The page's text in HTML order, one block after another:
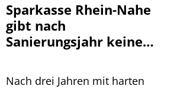
Sparkasse Rhein-Nahe
gibt nach
Sanierungsjahr keine
Nach drei Jahren mit harten